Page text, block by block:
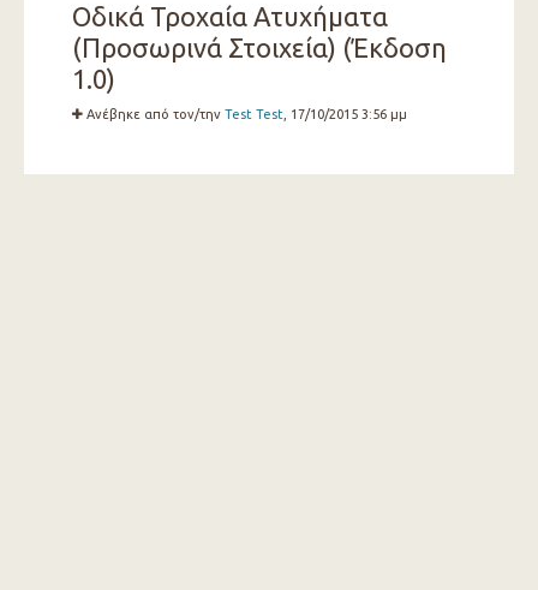
Οδικά Τροχαία Ατυχήματα
(Προσωρινά Στοιχεία) (Έκδοση
1.0)
Ανέβηκε από τον/την Test Test , 17/10/2015 3:56 μμ